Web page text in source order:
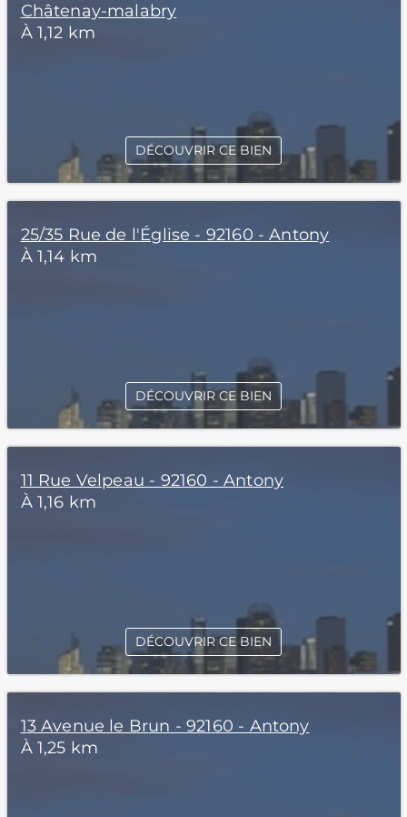
Châtenay-malabry
À 1,12 km
DÉCOUVRIR CE BIEN
25/35 Rue de l'Église - 92160 - Antony
À 1,14 km
DÉCOUVRIR CE BIEN
11 Rue Velpeau - 92160 - Antony
À 1,16 km
DÉCOUVRIR CE BIEN
13 Avenue le Brun - 92160 - Antony
À 1,25 km